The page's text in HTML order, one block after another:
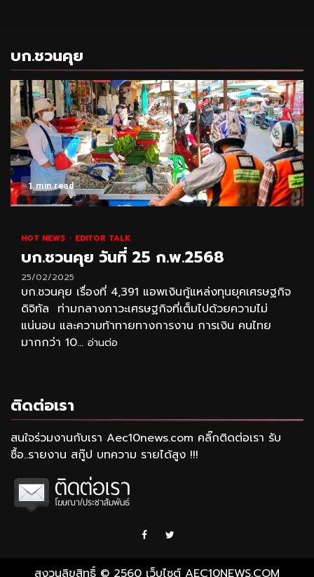
บก.ชวนคุย
1 min read
HOT NEWS EDITOR TALK
บก.ชวนคุย วันที่ 25 ก.พ.2568
25/02/2025
บก.ชวนคุย เรื่องที่ 4,391 แอพเงินกู้แหล่งทุนยุคเศรษฐกิจ
ดิจิทัล ท่ามกลางภาวะเศรษฐกิจที่เต็มไปด้วยความไม่
แน่นอน และความท้าทายทางการงาน การเงิน คนไทย
มากกว่า 10... อ่านต่อ
ติดต่อเรา
สนใจร่วมงานกับเรา Aec10news.com คลิ๊กติดต่อเรา รับ
ซื้อ..รายงาน สกู๊ป บทความ รายได้สูง !!!
Facebook
Twitter
สงวนลิขสิทธิ์ © 2560 เว็บไซต์ AEC10NEWS.COM